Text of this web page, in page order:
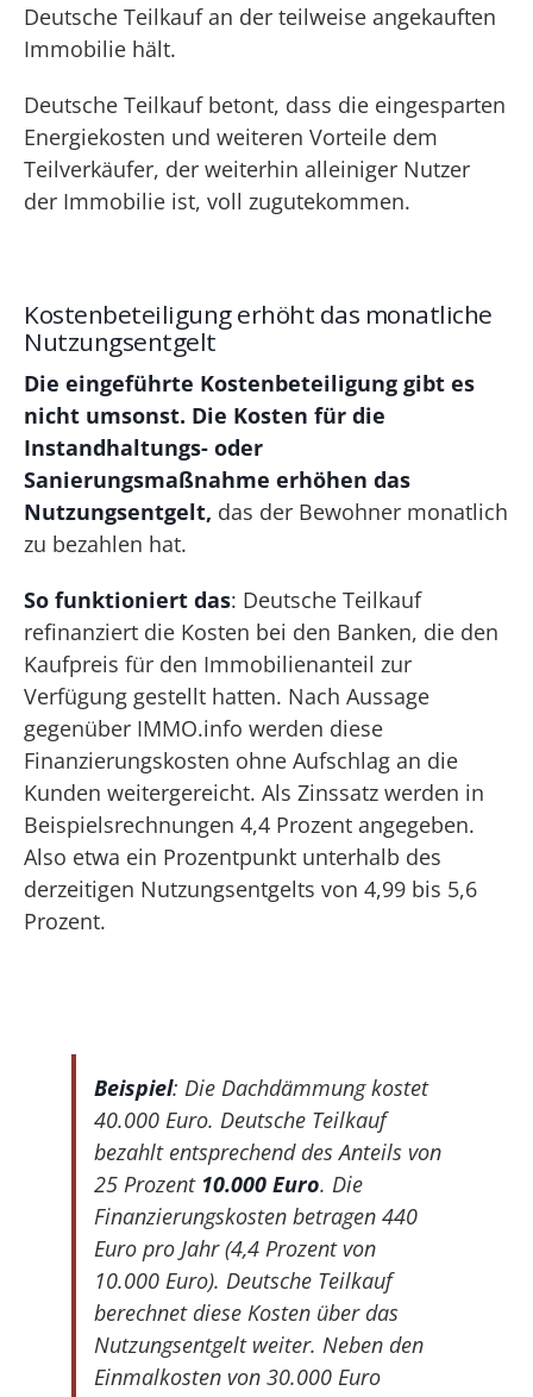
Deutsche Teilkauf an der teilweise angekauften
Immobilie hält.
Deutsche Teilkauf betont, dass die eingesparten
Energiekosten und weiteren Vorteile dem
Teilverkäufer, der weiterhin alleiniger Nutzer
der Immobilie ist, voll zugutekommen.
Kostenbeteiligung erhöht das monatliche
Nutzungsentgelt
Die eingeführte Kostenbeteiligung gibt es
nicht umsonst. Die Kosten für die
Instandhaltungs- oder
Sanierungsmaßnahme erhöhen das
Nutzungsentgelt, das der Bewohner monatlich
zu bezahlen hat.
So funktioniert das: Deutsche Teilkauf
refinanziert die Kosten bei den Banken, die den
Kaufpreis für den Immobilienanteil zur
Verfügung gestellt hatten. Nach Aussage
gegenüber IMMO.info werden diese
Finanzierungskosten ohne Aufschlag an die
Kunden weitergereicht. Als Zinssatz werden in
Beispielsrechnungen 4,4 Prozent angegeben.
Also etwa ein Prozentpunkt unterhalb des
derzeitigen Nutzungsentgelts von 4,99 bis 5,6
Prozent.
Beispiel: Die Dachdämmung kostet
40.000 Euro. Deutsche Teilkauf
bezahlt entsprechend des Anteils von
25 Prozent 10.000 Euro. Die
Finanzierungskosten betragen 440
Euro pro Jahr (4,4 Prozent von
10.000 Euro). Deutsche Teilkauf
berechnet diese Kosten über das
Nutzungsentgelt weiter. Neben den
Einmalkosten von 30.000 Euro